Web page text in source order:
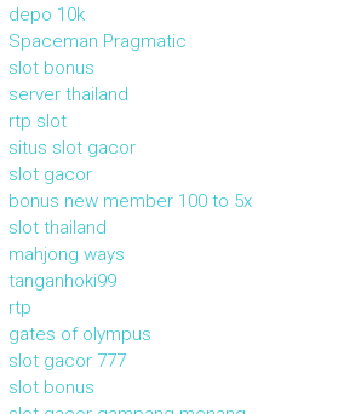
depo 10k
Spaceman Pragmatic
slot bonus
server thailand
rtp slot
situs slot gacor
slot gacor
bonus new member 100 to 5x
slot thailand
mahjong ways
tanganhoki99
rtp
gates of olympus
slot gacor 777
slot bonus